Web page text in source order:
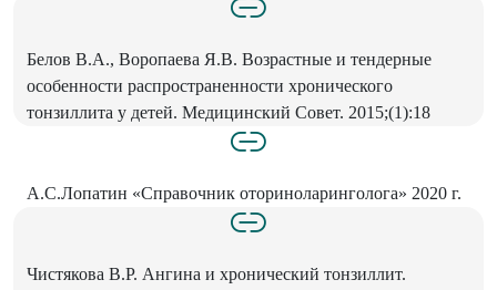
Белов В.А., Воропаева Я.В. Возрастные и тендерные
особенности распространенности хронического
тонзиллита у детей. Медицинский Совет. 2015;(1):18
А.С.Лопатин «Справочник оториноларинголога» 2020 г.
Чистякова В.Р. Ангина и хронический тонзиллит.